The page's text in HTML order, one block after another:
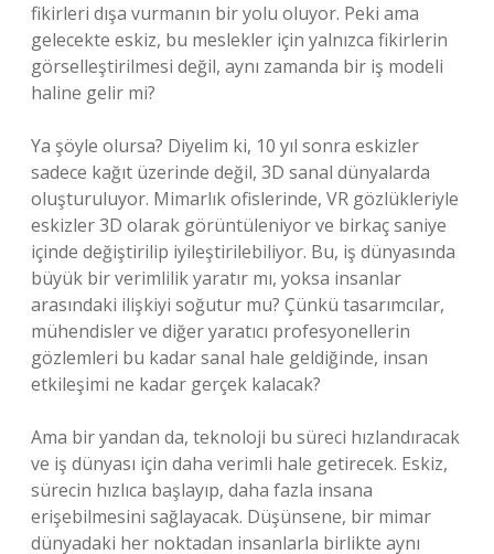
fikirleri dışa vurmanın bir yolu oluyor. Peki ama
gelecekte eskiz, bu meslekler için yalnızca fikirlerin
görselleştirilmesi değil, aynı zamanda bir iş modeli
haline gelir mi?
Ya şöyle olursa? Diyelim ki, 10 yıl sonra eskizler
sadece kağıt üzerinde değil, 3D sanal dünyalarda
oluşturuluyor. Mimarlık ofislerinde, VR gözlükleriyle
eskizler 3D olarak görüntüleniyor ve birkaç saniye
içinde değiştirilip iyileştirilebiliyor. Bu, iş dünyasında
büyük bir verimlilik yaratır mı, yoksa insanlar
arasındaki ilişkiyi soğutur mu? Çünkü tasarımcılar,
mühendisler ve diğer yaratıcı profesyonellerin
gözlemleri bu kadar sanal hale geldiğinde, insan
etkileşimi ne kadar gerçek kalacak?
Ama bir yandan da, teknoloji bu süreci hızlandıracak
ve iş dünyası için daha verimli hale getirecek. Eskiz,
sürecin hızlıca başlayıp, daha fazla insana
erişebilmesini sağlayacak. Düşünsene, bir mimar
dünyadaki her noktadan insanlarla birlikte aynı